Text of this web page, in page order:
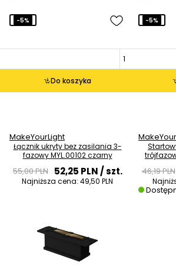
Do koszyka
-5%
MakeYourLight
Łącznik ukryty bez zasilania 3-
fazowy MYL.00102 czarny
55,00 PLN 52,25 PLN/ szt.
Najniższa cena: 49,50 PLN
-5%
46,19 PLN